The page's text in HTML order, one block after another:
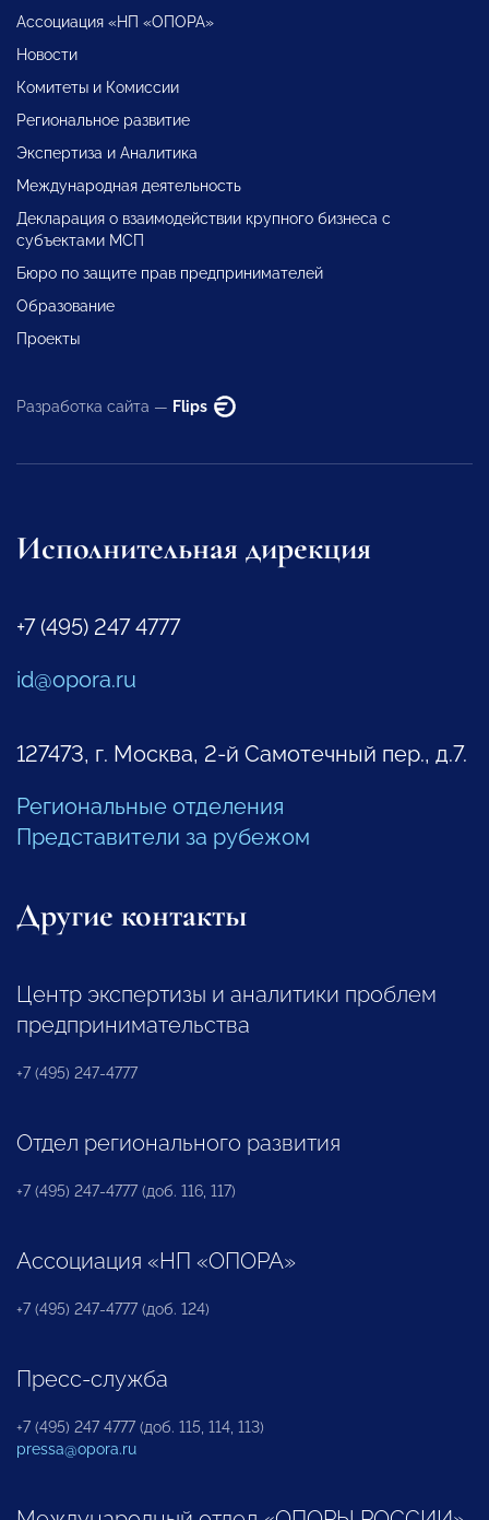
Ассоциация «НП «ОПОРА»
Новости
Комитеты и Комиссии
Региональное развитие
Экспертиза и Аналитика
Международная деятельность
Декларация о взаимодействии крупного бизнеса с
субъектами МСП
Бюро по защите прав предпринимателей
Образование
Проекты
Разработка сайта — Flips
Исполнительная дирекция
+7 (495) 247 4777
id@opora.ru
127473, г. Москва, 2-й Самотечный пер., д.7.
Региональные отделения
Представители за рубежом
Другие контакты
Центр экспертизы и аналитики проблем
предпринимательства
+7 (495) 247-4777
Отдел регионального развития
+7 (495) 247-4777 (доб. 116, 117)
Ассоциация «НП «ОПОРА»
+7 (495) 247-4777 (доб. 124)
Пресс-служба
+7 (495) 247 4777 (доб. 115, 114, 113)
pressa@opora.ru